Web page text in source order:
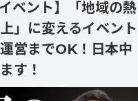
ベント】「地域の熱
」に変えるイベント
営までOK！日本中
す！